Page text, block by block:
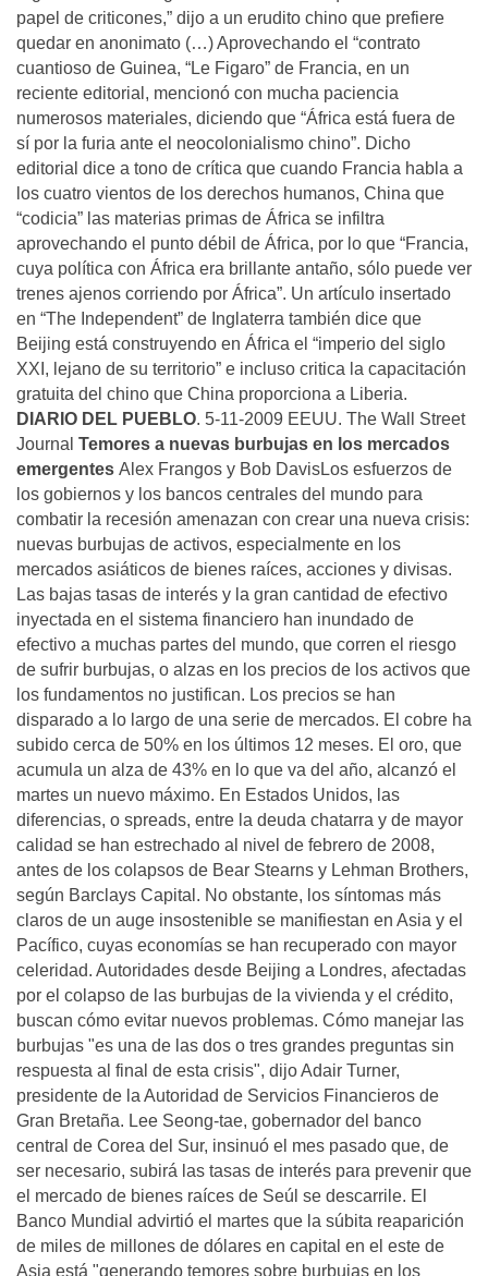
papel de criticones,” dijo a un erudito chino que prefiere
quedar en anonimato (…) Aprovechando el “contrato
cuantioso de Guinea, “Le Figaro” de Francia, en un
reciente editorial, mencionó con mucha paciencia
numerosos materiales, diciendo que “África está fuera de
sí por la furia ante el neocolonialismo chino”. Dicho
editorial dice a tono de crítica que cuando Francia habla a
los cuatro vientos de los derechos humanos, China que
“codicia” las materias primas de África se infiltra
aprovechando el punto débil de África, por lo que “Francia,
cuya política con África era brillante antaño, sólo puede ver
trenes ajenos corriendo por África”. Un artículo insertado
en “The Independent” de Inglaterra también dice que
Beijing está construyendo en África el “imperio del siglo
XXI, lejano de su territorio” e incluso critica la capacitación
gratuita del chino que China proporciona a Liberia.
DIARIO DEL PUEBLO. 5-11-2009 EEUU. The Wall Street
Journal Temores a nuevas burbujas en los mercados
emergentes Alex Frangos y Bob DavisLos esfuerzos de
los gobiernos y los bancos centrales del mundo para
combatir la recesión amenazan con crear una nueva crisis:
nuevas burbujas de activos, especialmente en los
mercados asiáticos de bienes raíces, acciones y divisas.
Las bajas tasas de interés y la gran cantidad de efectivo
inyectada en el sistema financiero han inundado de
efectivo a muchas partes del mundo, que corren el riesgo
de sufrir burbujas, o alzas en los precios de los activos que
los fundamentos no justifican. Los precios se han
disparado a lo largo de una serie de mercados. El cobre ha
subido cerca de 50% en los últimos 12 meses. El oro, que
acumula un alza de 43% en lo que va del año, alcanzó el
martes un nuevo máximo. En Estados Unidos, las
diferencias, o spreads, entre la deuda chatarra y de mayor
calidad se han estrechado al nivel de febrero de 2008,
antes de los colapsos de Bear Stearns y Lehman Brothers,
según Barclays Capital. No obstante, los síntomas más
claros de un auge insostenible se manifiestan en Asia y el
Pacífico, cuyas economías se han recuperado con mayor
celeridad. Autoridades desde Beijing a Londres, afectadas
por el colapso de las burbujas de la vivienda y el crédito,
buscan cómo evitar nuevos problemas. Cómo manejar las
burbujas "es una de las dos o tres grandes preguntas sin
respuesta al final de esta crisis", dijo Adair Turner,
presidente de la Autoridad de Servicios Financieros de
Gran Bretaña. Lee Seong-tae, gobernador del banco
central de Corea del Sur, insinuó el mes pasado que, de
ser necesario, subirá las tasas de interés para prevenir que
el mercado de bienes raíces de Seúl se descarrile. El
Banco Mundial advirtió el martes que la súbita reaparición
de miles de millones de dólares en capital en el este de
Asia está "generando temores sobre burbujas en los